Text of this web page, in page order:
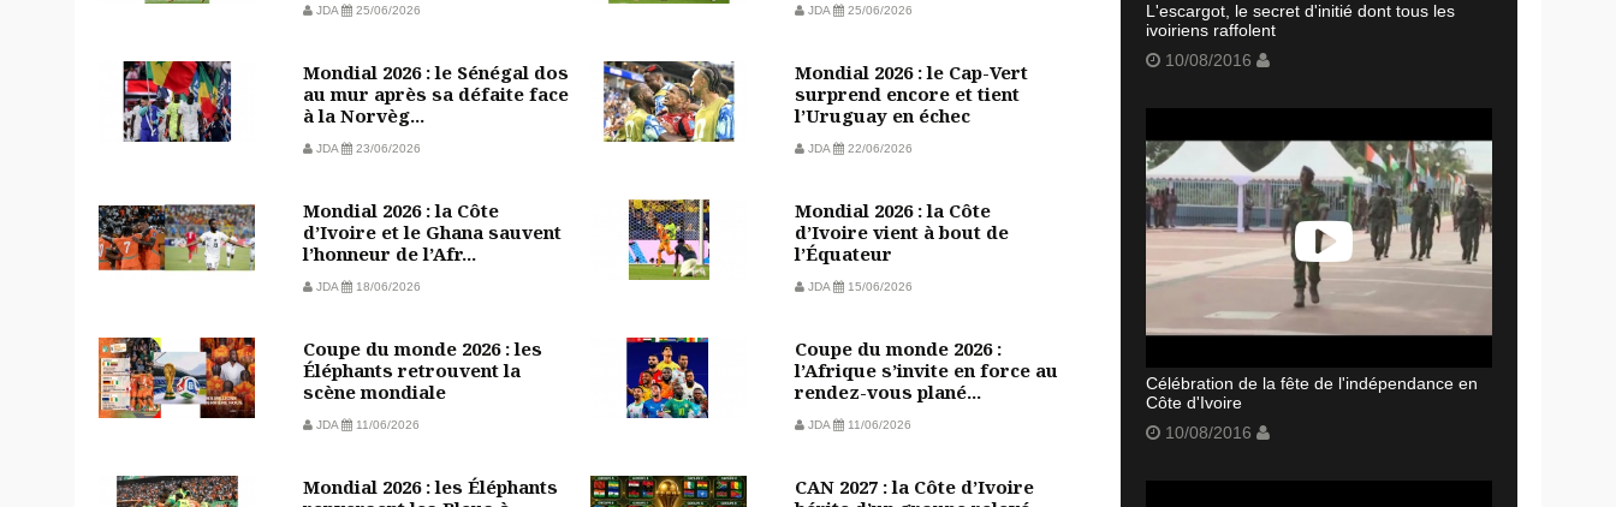
JDA 25/06/2026 JDA 25/06/2026
Mondial 2026 : le Sénégal dos
au mur après sa défaite face
à la Norvèg...
JDA 23/06/2026
Mondial 2026 : le Cap-Vert
surprend encore et tient
l’Uruguay en échec
JDA 22/06/2026
Mondial 2026 : la Côte
d’Ivoire et le Ghana sauvent
l’honneur de l’Afr...
JDA 18/06/2026
Mondial 2026 : la Côte
d’Ivoire vient à bout de
l’Équateur
JDA 15/06/2026
Coupe du monde 2026 : les
Éléphants retrouvent la
scène mondiale
JDA 11/06/2026
Coupe du monde 2026 :
l’Afrique s’invite en force au
rendez-vous plané...
JDA 11/06/2026
Mondial 2026 : les Éléphants
CAN 2027 : la Côte d’Ivoire
L'escargot, le secret d'initié dont tous les
ivoiriens raffolent
10/08/2016
Célébration de la fête de l'indépendance en
Côte d'Ivoire
10/08/2016